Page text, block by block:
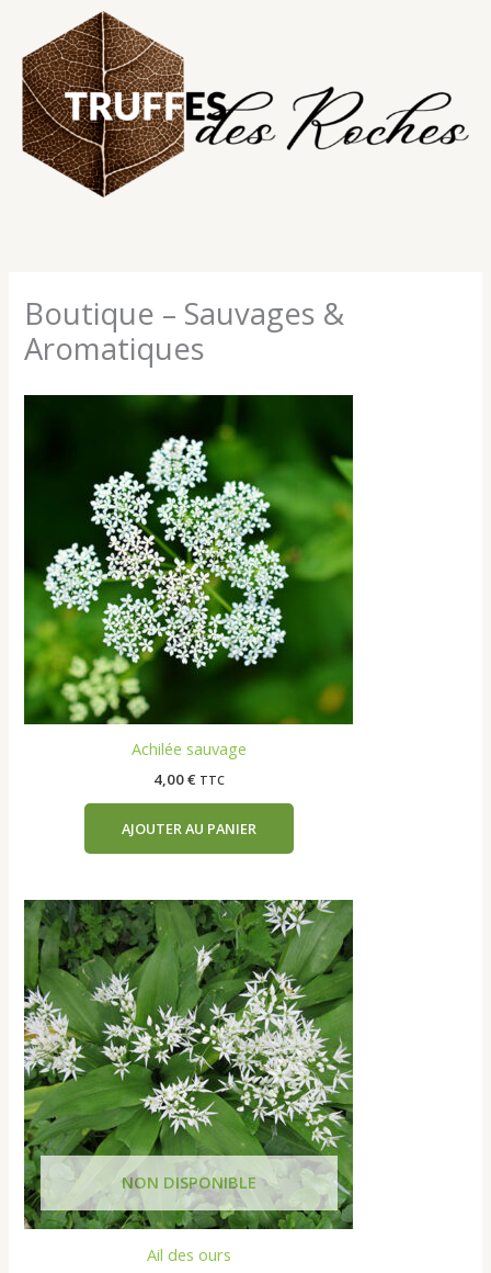
contenu
Boutique – Sauvages &
Aromatiques
Achilée sauvage
4,00€ TTC
AJOUTER AU PANIER
Ail des ours